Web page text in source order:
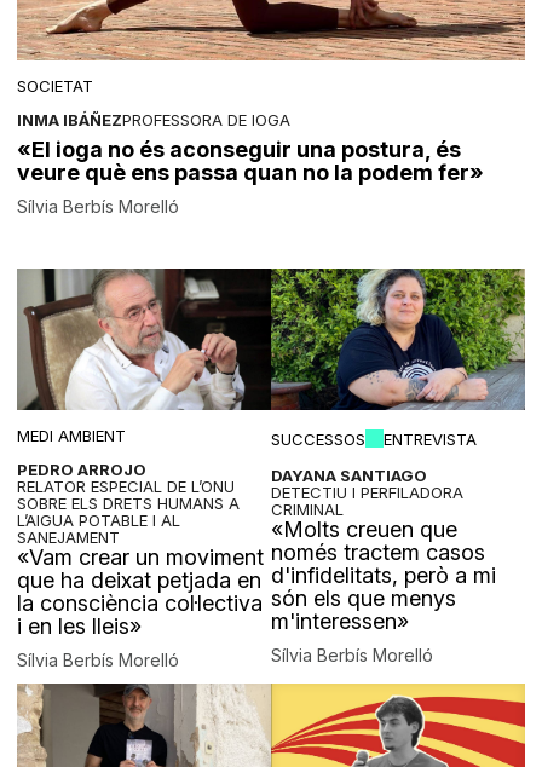
SOCIETAT
INMA IBÁÑEZPROFESSORA DE IOGA
«El ioga no és aconseguir una postura, és
veure què ens passa quan no la podem fer»
Sílvia Berbís Morelló
MEDI AMBIENT
PEDRO ARROJO
RELATOR ESPECIAL DE L’ONU
SOBRE ELS DRETS HUMANS A
L’AIGUA POTABLE I AL
SANEJAMENT
«Vam crear un moviment
que ha deixat petjada en
la consciència col·lectiva
i en les lleis»
Sílvia Berbís Morelló
SUCCESSOS
ENTREVISTA
DAYANA SANTIAGO
DETECTIU I PERFILADORA
CRIMINAL
«Molts creuen que
només tractem casos
d'infidelitats, però a mi
són els que menys
m'interessen»
Sílvia Berbís Morelló